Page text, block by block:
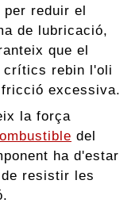
reduir el
de lubricació,
que el
crítics rebin l'oli
excessiva.
la força
del
ha d'estar
resistir les